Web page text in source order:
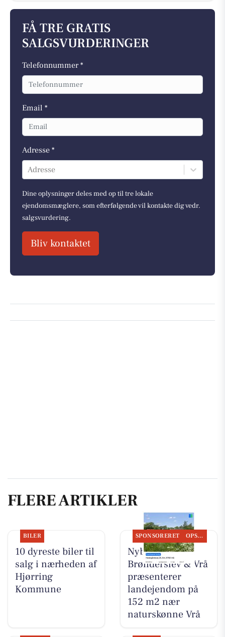
FÅ TRE GRATIS
SALGSVURDERINGER
Telefonnummer *
Email *
Adresse *
Adresse
Dine oplysninger deles med op til tre lokale
ejendomsmæglere, som efterfølgende vil kontakte dig vedr.
salgsvurdering.
Bliv kontaktet
FLERE ARTIKLER
BILER
10 dyreste biler til
salg i nærheden af
Hjørring
Kommune
SPONSORERET OPSLAGSTAVLEN
Nybolig
Brønderslev & Vrå
præsenterer
landejendom på
152 m2 nær
naturskønne Vrå